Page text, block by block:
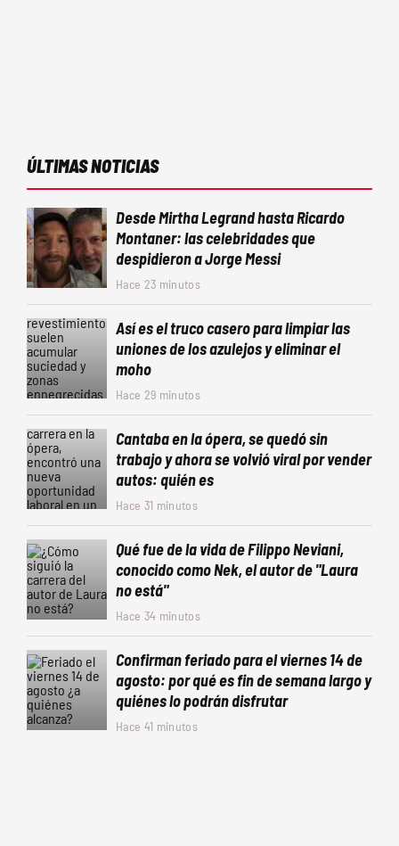
ÚLTIMAS NOTICIAS
Desde Mirtha Legrand hasta Ricardo
Montaner: las celebridades que
despidieron a Jorge Messi
Hace 23 minutos
Así es el truco casero para limpiar las
uniones de los azulejos y eliminar el
moho
Hace 29 minutos
Cantaba en la ópera, se quedó sin
trabajo y ahora se volvió viral por vender
autos: quién es
Hace 31 minutos
Qué fue de la vida de Filippo Neviani,
conocido como Nek, el autor de "Laura
no está"
Hace 34 minutos
Confirman feriado para el viernes 14 de
agosto: por qué es fin de semana largo y
quiénes lo podrán disfrutar
Hace 41 minutos